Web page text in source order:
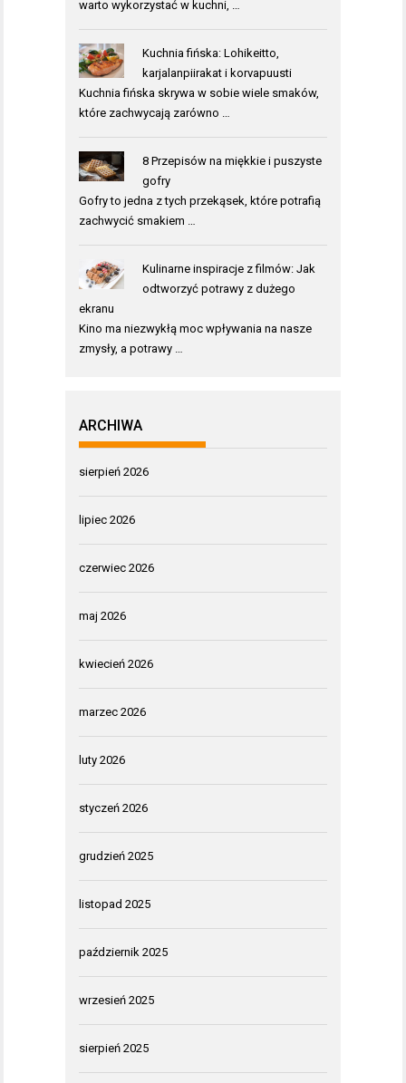
warto wykorzystać w kuchni, …
Kuchnia fińska: Lohikeitto,
karjalanpiirakat i korvapuusti
Kuchnia fińska skrywa w sobie wiele smaków,
które zachwycają zarówno …
8 Przepisów na miękkie i puszyste
gofry
Gofry to jedna z tych przekąsek, które potrafią
zachwycić smakiem …
Kulinarne inspiracje z filmów: Jak
odtworzyć potrawy z dużego
ekranu
Kino ma niezwykłą moc wpływania na nasze
zmysły, a potrawy …
ARCHIWA
sierpień 2026
lipiec 2026
czerwiec 2026
maj 2026
kwiecień 2026
marzec 2026
luty 2026
styczeń 2026
grudzień 2025
listopad 2025
październik 2025
wrzesień 2025
sierpień 2025